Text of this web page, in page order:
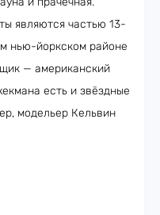
являются частью 13-
нью-йоркском районе
— американский
есть и звёздные
модельер Кельвин